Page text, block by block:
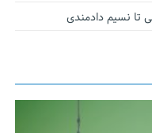
تا نسیم دادمندی